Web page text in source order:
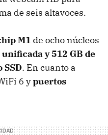
de seis altavoces.
M1 de ocho núcleos
y 512 GB de
. En cuanto a
6 ypuertos